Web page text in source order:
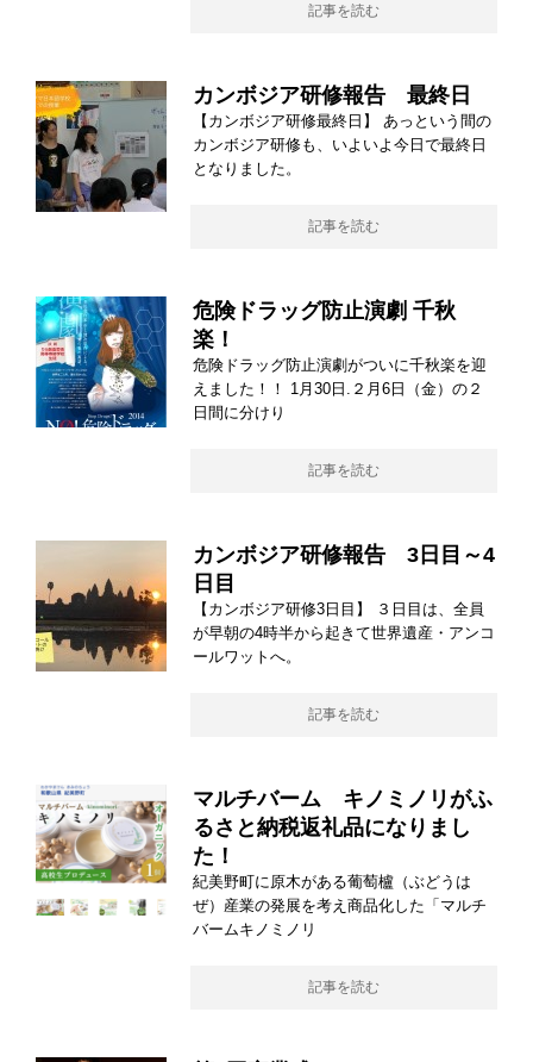
記事を読む
カンボジア研修報告 最終日
【カンボジア研修最終日】 あっという間の
カンボジア研修も、いよいよ今日で最終日
となりました。
記事を読む
危険ドラッグ防止演劇 千秋
楽！
危険ドラッグ防止演劇がついに千秋楽を迎
えました！！ 1月30日.２月6日（金）の２
日間に分けり
記事を読む
カンボジア研修報告 3日目～4
日目
【カンボジア研修3日目】 ３日目は、全員
が早朝の4時半から起きて世界遺産・アンコ
ールワットへ。
記事を読む
マルチバーム キノミノリがふ
るさと納税返礼品になりまし
た！
紀美野町に原木がある葡萄櫨（ぶどうは
ぜ）産業の発展を考え商品化した「マルチ
バームキノミノリ
記事を読む